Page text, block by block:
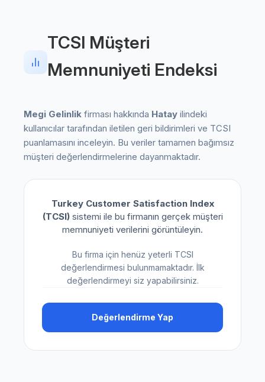
TCSI Müşteri
Memnuniyeti Endeksi
Megi Gelinlik firması hakkında Hatay ilindeki
kullanıcılar tarafından iletilen geri bildirimleri ve TCSI
puanlamasını inceleyin. Bu veriler tamamen bağımsız
müşteri değerlendirmelerine dayanmaktadır.
Turkey Customer Satisfaction Index
(TCSI)sistemi ile bu firmanın gerçek müşteri
memnuniyeti verilerini görüntüleyin.
Bu firma için henüz yeterli TCSI
değerlendirmesi bulunmamaktadır. İlk
değerlendirmeyi siz yapabilirsiniz.
Değerlendirme Yap